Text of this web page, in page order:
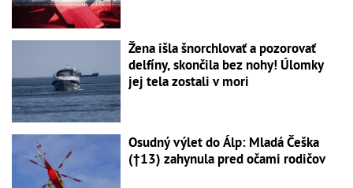
Žena išla šnorchlovať a pozorovať
delfíny, skončila bez nohy! Úlomky
jej tela zostali v mori
Osudný výlet do Álp: Mladá Češka
(†13) zahynula pred očami rodičov